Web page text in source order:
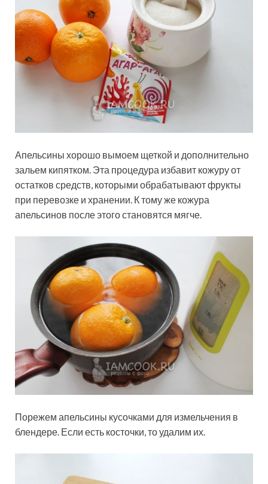
Апельсины хорошо вымоем щеткой и дополнительно
зальем кипятком. Эта процедура избавит кожуру от
остатков средств, которыми обрабатывают фрукты
при перевозке и хранении. К тому же кожура
апельсинов после этого становятся мягче.
Порежем апельсины кусочками для измельчения в
блендере. Если есть косточки, то удалим их.